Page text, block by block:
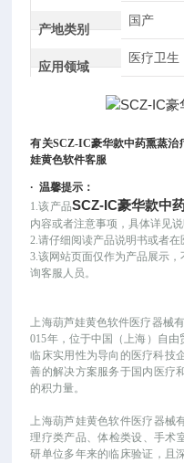
产地类别
国产
应用领域
医疗卫生
有关SCZ-IC豪华款中药熏蒸治
娃黄色软件客服
·温馨提示：
1.该产品SCZ-IC豪华款中
内容或者注意事项，具体详见
2.请仔细阅读产品说明书或者
3.该网站页面仅作为产品展示，
询客服人员。
上海葫芦娃黄色软件医疗器械
015年，位于中国（上海）自
临床实用性为导向的医疗科技企业
善的解决方案服务于国内医疗
的积力量。
上海葫芦娃黄色软件医疗器械
理疗类产品、体检类设、
研单位多年来的临床验证，且